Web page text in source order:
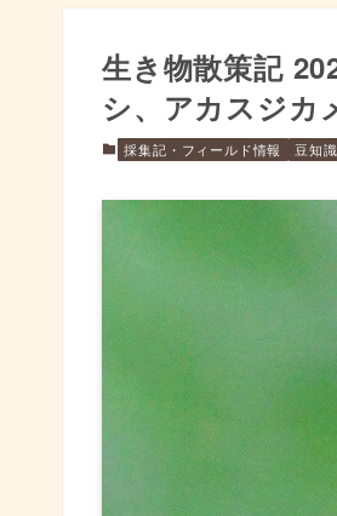
生き物散策記
シ、アカスジカ
採集記・フィールド情報 豆知